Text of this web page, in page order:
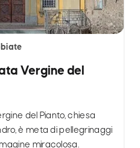
Vergine del
del Pianto, chiesa
è meta di pellegrinaggi
miracolosa.